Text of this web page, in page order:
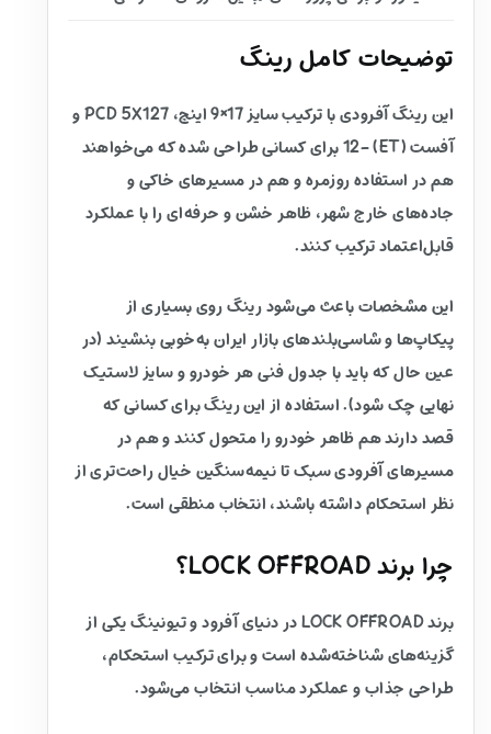
توضیحات کامل رینگ
این رینگ آفرودی با ترکیب سایز 17×9 اینچ، PCD 5X127 و
آفست (ET) -12 برای کسانی طراحی شده که می‌خواهند
هم در استفاده روزمره و هم در مسیرهای خاکی و
جاده‌های خارج شهر، ظاهر خشن و حرفه‌ای را با عملکرد
قابل‌اعتماد ترکیب کنند.
این مشخصات باعث می‌شود رینگ روی بسیاری از
پیکاپ‌ها و شاسی‌بلندهای بازار ایران به‌خوبی بنشیند (در
عین حال که باید با جدول فنی هر خودرو و سایز لاستیک
نهایی چک شود). استفاده از این رینگ برای کسانی که
قصد دارند هم ظاهر خودرو را متحول کنند و هم در
مسیرهای آفرودی سبک تا نیمه‌سنگین خیال راحت‌تری از
نظر استحکام داشته باشند، انتخاب منطقی است.
چرا برند LOCK OFFROAD؟
برند LOCK OFFROAD در دنیای آفرود و تیونینگ یکی از
گزینه‌های شناخته‌شده است و برای ترکیب استحکام،
طراحی جذاب و عملکرد مناسب انتخاب می‌شود.